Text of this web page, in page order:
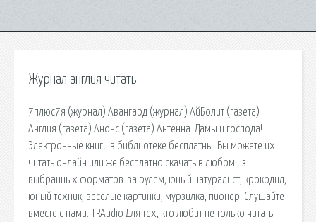
Журнал англия читать
7плюс7я (журнал) Авангард (журнал) АйБолит (газета)
Англия (газета) Анонс (газета) Антенна. Дамы и господа!
Электронные книги в библиотеке бесплатны. Вы можете их
читать онлайн или же бесплатно скачать в любом из
выбранных форматов: за рулем, юный натуралист, крокодил,
юный техник, веселые картинки, мурзилка, пионер. Слушайте
вместе с нами. TRAudio Для тех, кто любит не только читать